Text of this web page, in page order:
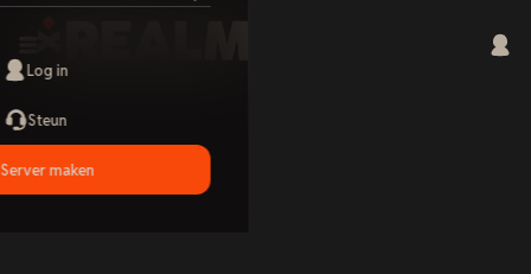
Log in
Steun
Server maken